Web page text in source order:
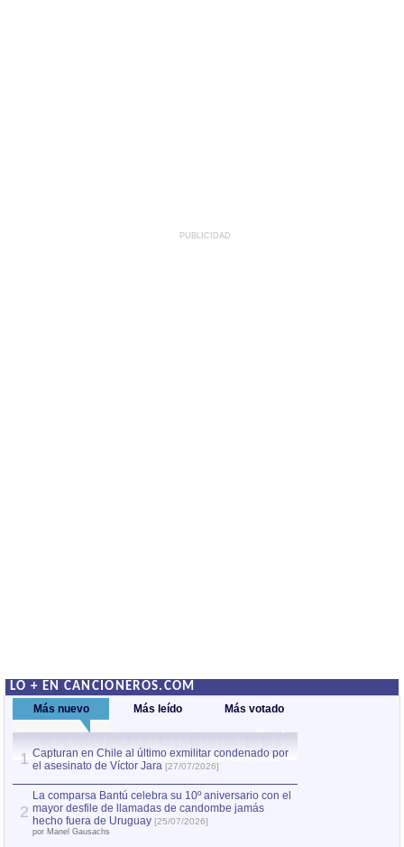
PUBLICIDAD
LO + EN CANCIONEROS.COM
Más nuevo Más leído Más votado
1 Capturan en Chile al último exmilitar condenado por
el asesinato de Víctor Jara [27/07/2026]
2
La comparsa Bantú celebra su 10º aniversario con el
mayor desfile de llamadas de candombe jamás
hecho fuera de Uruguay [25/07/2026]
por Manel Gausachs